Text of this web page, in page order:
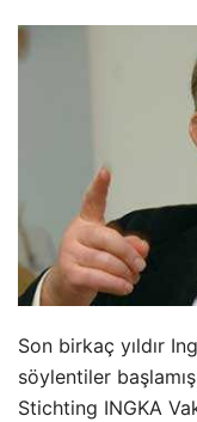
Son birkaç yıldır
söylentiler
Stichting INGKA